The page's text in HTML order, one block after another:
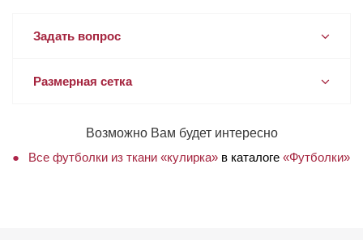
Задать вопрос
Размерная сетка
Возможно Вам будет интересно
Все футболки из ткани «кулирка» в каталоге «Футболки»